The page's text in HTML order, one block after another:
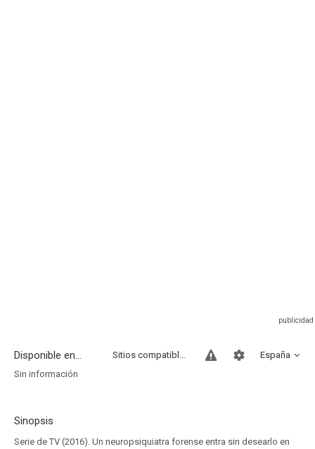
Disponible en... España
Sitios compatibles
Sin información
Sinopsis
Serie de TV (2016). Un neuropsiquiatra forense entra sin desearlo en